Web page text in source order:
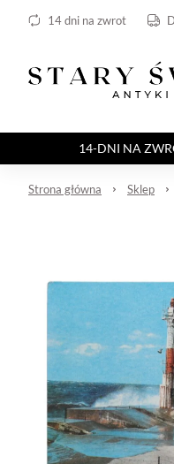
14 dni na zwrot
14-DNI NA
Strona główna Sklep